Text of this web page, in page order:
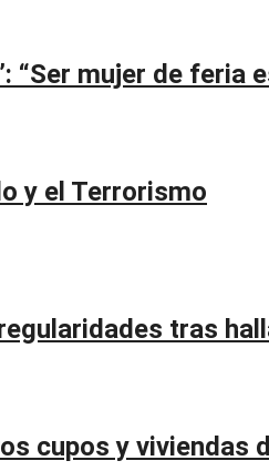
“Ser mujer de feria
y el Terrorismo
tras
cupos y viviendas